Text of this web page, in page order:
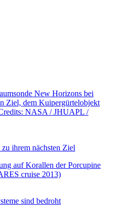
ihrem nächsten Ziel
sind bedroht